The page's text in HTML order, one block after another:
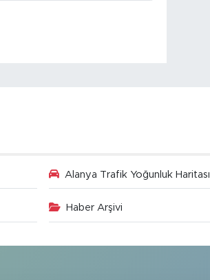
Alanya Trafik Yoğunluk Haritası
Haber Arşivi